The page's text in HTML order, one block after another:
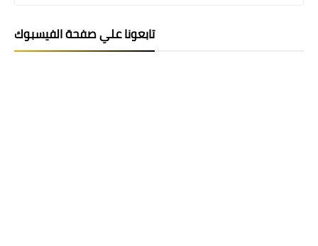
تابعونا علي صفحة الفيسبوك